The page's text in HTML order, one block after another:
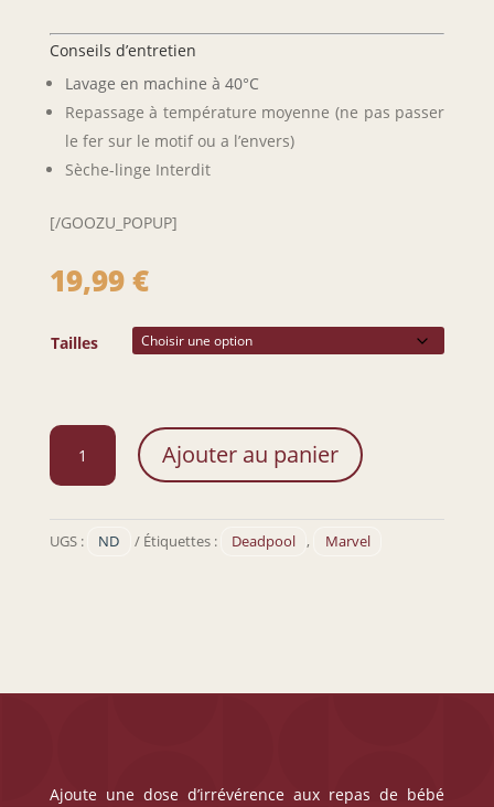
Conseils d’entretien
Lavage en machine à 40°C
Repassage à température moyenne (ne pas passer
le fer sur le motif ou a l’envers)
Sèche-linge Interdit
[/GOOZU_POPUP]
19,99€
Tailles
quantité
Body
“Où
Ajouter au panier
UGS : ND Étiquettes : Deadpool , Marvel
Ajoute une dose d’irrévérence aux repas de bébé